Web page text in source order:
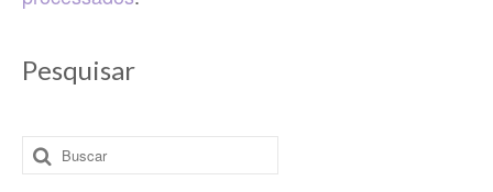
Pesquisar
Buscar
por: